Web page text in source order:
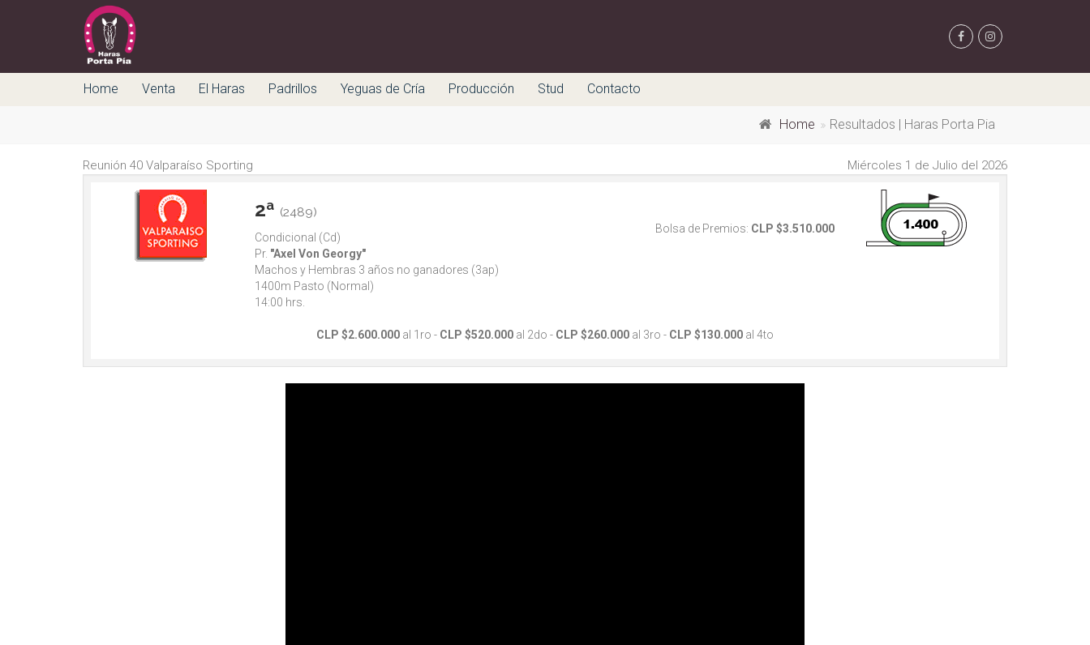
Home Venta El Haras Padrillos Yeguas de Cría Producción Stud Contacto
Home Resultados | Haras Porta Pia
Reunión 40 Valparaíso Sporting Miércoles 1 de Julio del 2026
2ª (2489)
Condicional (Cd)
Pr. "Axel Von Georgy"
Machos y Hembras 3 años no ganadores (3ap)
1400m Pasto (Normal)
14:00 hrs.
Bolsa de Premios: CLP $3.510.000
CLP $2.600.000 al 1ro - CLP $520.000 al 2do - CLP $260.000 al 3ro - CLP $130.000 al 4to